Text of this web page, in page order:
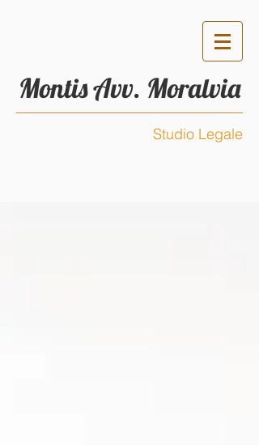
Montis Avv. Moralvia
Studio Legale